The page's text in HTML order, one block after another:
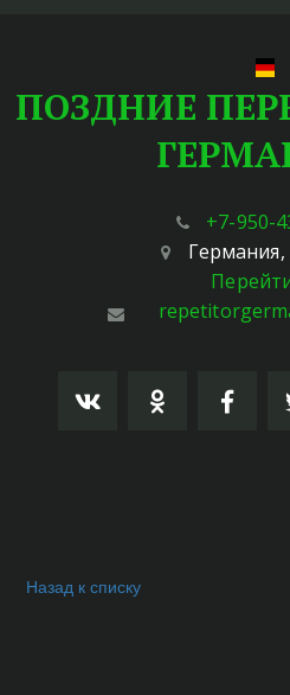
ПОЗДНИЕ
+7-950-
Германия,
Назад к списку